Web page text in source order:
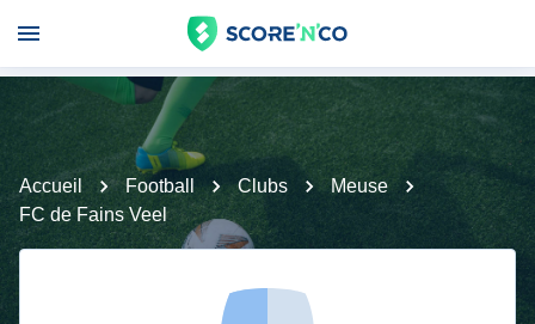
Accueil Football Clubs
Meuse
FC de Fains Veel